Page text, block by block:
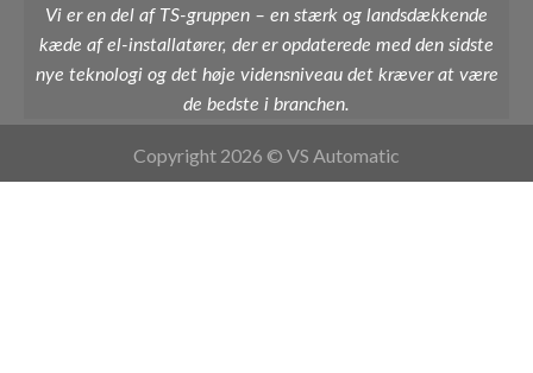
Vi er en del af TS-gruppen – en stærk og landsdækkende
kæde af el-installatører, der er opdaterede med den sidste
nye teknologi og det høje vidensniveau det kræver at være
de bedste i branchen.
Copyright 2026 © VS Automatic